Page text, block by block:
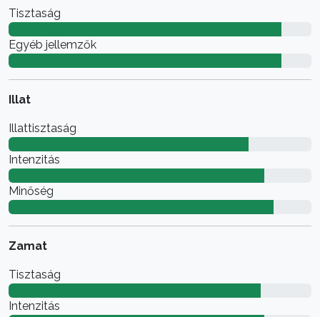
Tisztaság
Egyéb jellemzők
Illat
Illattisztaság
Intenzitás
Minőség
Zamat
Tisztaság
Intenzitás